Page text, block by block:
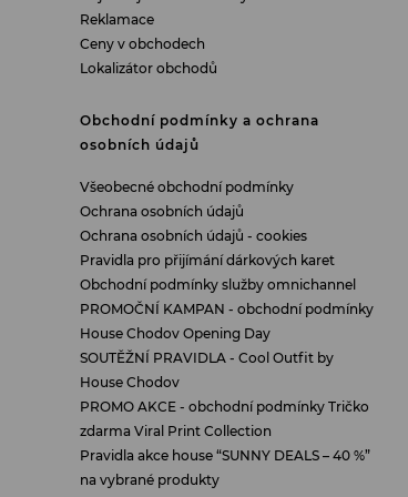
Reklamace
Ceny v obchodech
Lokalizátor obchodů
Obchodní podmínky a ochrana
osobních údajů
Všeobecné obchodní podmínky
Ochrana osobních údajů
Ochrana osobních údajů - cookies
Pravidla pro přijímání dárkových karet
Obchodní podmínky služby omnichannel
PROMOČNÍ KAMPAN - obchodní podmínky
House Chodov Opening Day
SOUTĚŽNÍ PRAVIDLA - Cool Outfit by
House Chodov
PROMO AKCE - obchodní podmínky Tričko
zdarma Viral Print Collection
Pravidla akce house “SUNNY DEALS – 40 %”
na vybrané produkty